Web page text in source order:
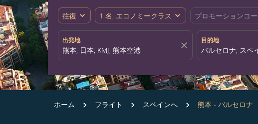
往復 expand_more 1 名, エコノミークラス expand_more プロモーションコ
出発地
close
目的地
ホーム フライト スペインへ 熊本 - バルセロナ